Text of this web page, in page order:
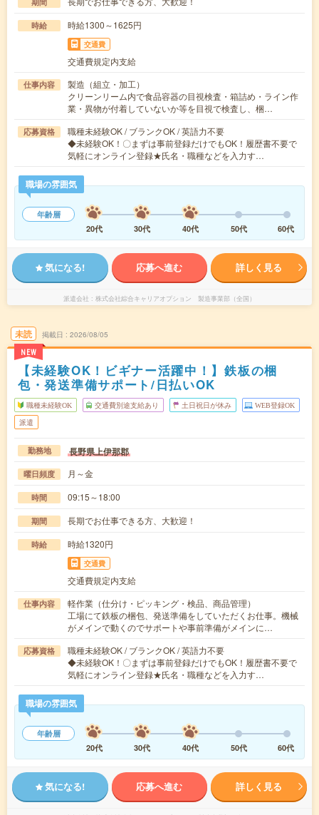
時給 時給1300～1625円
交通費
交通費規定内支給
仕事内容
製造（組立・加工）
クリーンリーム内で食品容器の目視検査・箱詰め・ライン作
業・異物が付着していないか等を目視で検査し、梱…
応募資格
職種未経験OK / ブランクOK / 英語力不要
◆未経験OK！〇まずは事前登録だけでもOK！履歴書不要で
気軽にオンライン登録★氏名・職種などを入力す…
職場の雰囲気
年齢層
20代
30代 40代 50代 60代
気になる! 応募へ進む 詳しく見る
派遣会社 株式会社綜合キャリアオプション 製造事業部（全国）
未読
NEW
掲載日 2026/08/05
【未経験OK！ビギナー活躍中！】鉄板の梱
包・発送準備サポート/日払いOK
職種未経験OK 交通費別途支給あり 土日祝日が休み WEB登録OK
派遣
勤務地 長野県上伊那郡
曜日頻度 月～金
時間 09:15～18:00
期間 長期でお仕事できる方、大歓迎！
時給 時給1320円
交通費
交通費規定内支給
仕事内容
軽作業（仕分け・ピッキング・検品、商品管理）
工場にて鉄板の梱包、発送準備をしていただくお仕事。機械
がメインで動くのでサポートや事前準備がメインに…
応募資格
職種未経験OK / ブランクOK / 英語力不要
◆未経験OK！〇まずは事前登録だけでもOK！履歴書不要で
気軽にオンライン登録★氏名・職種などを入力す…
職場の雰囲気
年齢層
20代
30代 40代 50代 60代
気になる! 応募へ進む 詳しく見る